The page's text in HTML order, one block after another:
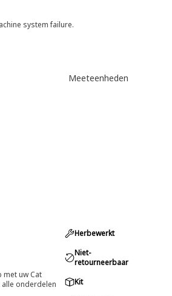
system failure.
Meeteenheden
uw Cat
onderdelen
Herbewerkt
Niet-
retourneerbaar
Kit